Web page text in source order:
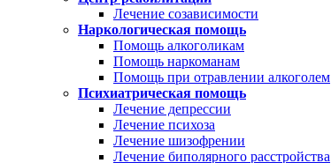
Лечение созависимости
Наркологическая помощь
Помощь алкоголикам
Помощь наркоманам
Помощь при отравлении алкоголем
Психиатрическая помощь
Лечение депрессии
Лечение психоза
Лечение шизофрении
Лечение биполярного расстройства